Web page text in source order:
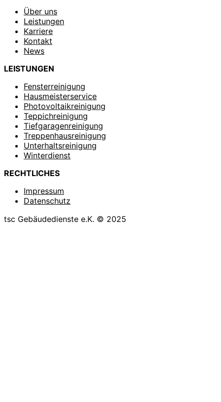
Über uns
Leistungen
Karriere
Kontakt
News
LEISTUNGEN
Fensterreinigung
Hausmeisterservice
Photovoltaikreinigung
Teppichreinigung
Tiefgaragenreinigung
Treppenhausreinigung
Unterhaltsreinigung
Winterdienst
RECHTLICHES
Impressum
Datenschutz
tsc Gebäudedienste e.K. © 2025